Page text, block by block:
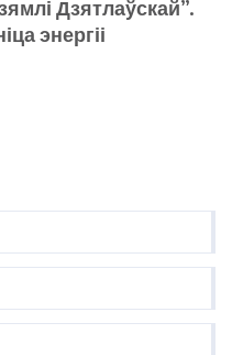
Дзятлаўскай”.
энергіі